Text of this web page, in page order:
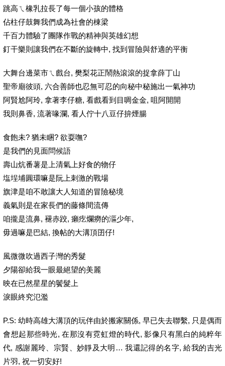
跳高ㄟ橡乳拉長了每一個小孩的體格
佔柱仔鼓舞我們成為社會的棟梁
千百力體驗了團隊作戰的精神與英雄幻想
釘干樂則讓我們在不斷的旋轉中, 找到冒險與舒適的平衡
大舞台邊菜市ㄟ戲台, 樊梨花正鬧熱滾滾的捉拿薛丁山
聖帝廟彼頭, 六合善師也忍無可忍的向秘中秘施出一氣神功
阿賢尬阿玲, 拿著李仔糖, 看戲看到目啁金金, 咀阿開開
我則鼻香, 流著喙瀾, 看人佇十八豆仔拚煙腸
食飽未? 猶未睏? 欲耍嘸?
是我們的見面問候語
壽山炕番薯是上清氣上好食的物仔
塩埕埔圓環嘛是阮上刺激的戰場
旗津是咱不敢讓大人知道的冒險秘境
義氣則是在家長們的藤條間流傳
咱攏是流鼻, 褪赤跤, 癩疙爛癆的漚少年,
毋過嘛是巴結, 換帖的大溝頂囝仔!
風微微吹過西子灣的秀髮
夕陽卻給我一眼最絕望的美麗
映在已然星星的鬢髮上
淚眼終究氾濫
P.S: 幼時高雄大溝頂的玩伴由於搬家關係, 早已失去聯繫, 只是偶而
會想起那些時光, 在那沒有霓虹燈的時代, 影像只有黑白的純粹年
代, 感謝麗玲、宗賢、妙靜及大明… 我還記得的名字, 給我的吉光
片羽, 祝一切安好!